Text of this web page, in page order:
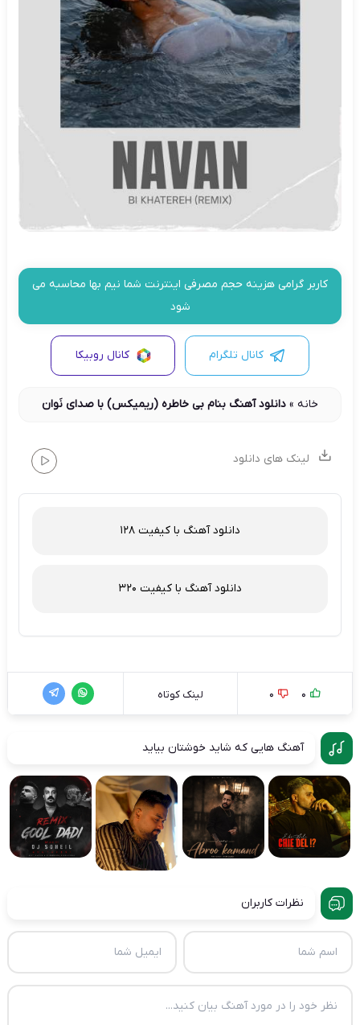
کاربر گرامی هزینه حجم مصرفی اینترنت شما نیم بها محاسبه می
شود
کانال تلگرام کانال روبیکا
خانه» دانلود آهنگ بنام بی خاطره (ریمیکس) با صدای نَوان
لینک های دانلود
دانلود آهنگ با کیفیت 128
دانلود آهنگ با کیفیت 320
0
0 لینک کوتاه
آهنگ هایی که شاید خوشتان بیاید
نظرات کاربران